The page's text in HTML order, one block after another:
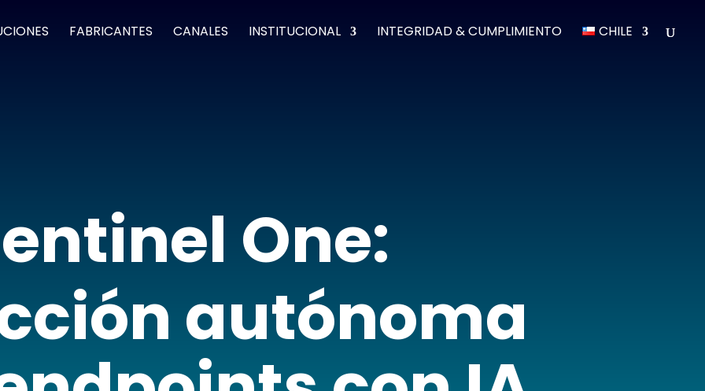
FABRICANTES CANALES INSTITUCIONAL INTEGRIDAD & CUMPLIMIENTO CHILE
One:
autónoma